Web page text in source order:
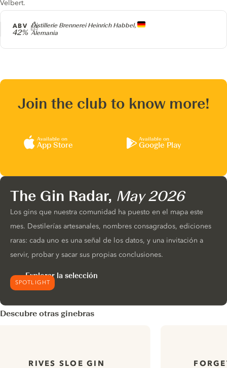
Producer
Distillerie Brennerei Heinrich Habbel,
Alemania
ABV
42%
Velbert.
Join the club to know more!
Available on
App Store
Available on
Google Play
SPOTLIGHT
The Gin Radar, May 2026
Los gins que nuestra comunidad ha puesto en el mapa este
mes. Destilerías artesanales, nombres consagrados, ediciones
raras: cada uno es una señal de los datos, y una invitación a
servir, probar y sacar sus propias conclusiones.
Explorar la selección
Descubre otras ginebras
RIVES SLOE GIN